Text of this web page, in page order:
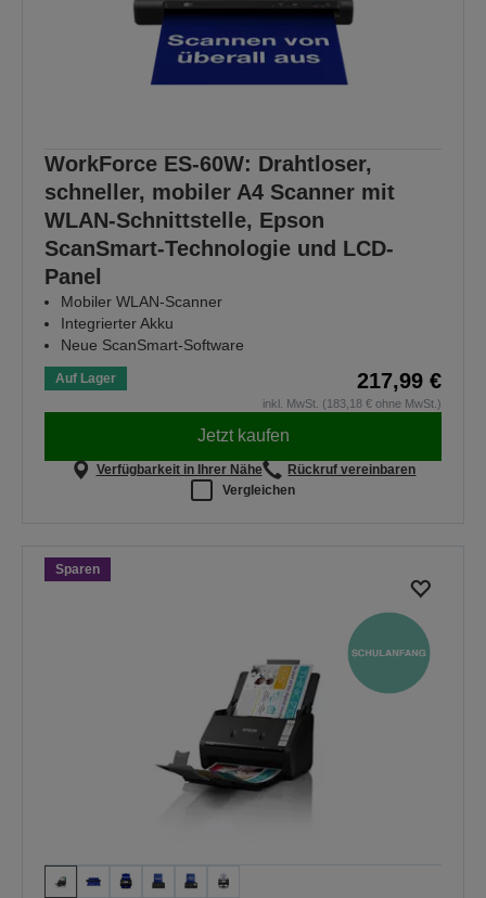
WorkForce ES-60W: Drahtloser,
schneller, mobiler A4 Scanner mit
WLAN-Schnittstelle, Epson
ScanSmart-Technologie und LCD-
Panel
Mobiler WLAN-Scanner
Integrierter Akku
Neue ScanSmart-Software
Auf Lager 217,99 €
inkl. MwSt. (183,18 € ohne MwSt.)
Jetzt kaufen
Verfügbarkeit in Ihrer Nähe
Rückruf vereinbaren
Vergleichen
Sparen